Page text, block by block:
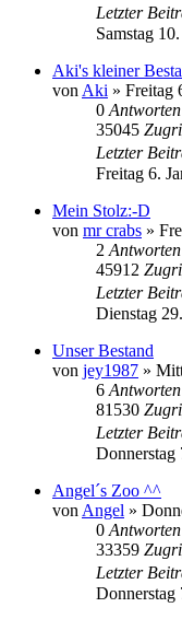
Letzter
Samstag
Aki's kleiner
von Aki » Freitag
0 Antworten
35045
Letzter
Freitag 6.
Mein Stolz:-D
von mr crabs »
2 Antworten
45912
Letzter
Dienstag
Unser Bestand
von jey1987 »
6 Antworten
81530
Letzter
Donnerstag
Angel´s Zoo ^^
von Angel »
0 Antworten
33359
Letzter
Donnerstag